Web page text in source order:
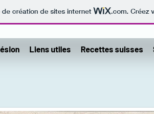
création de sites internet .com. Créez
Liens utiles Recettes suisses